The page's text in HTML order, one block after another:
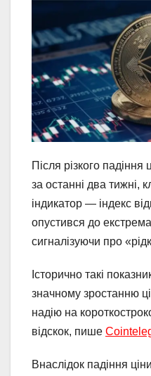
Після різкого
за останні два тижні,
індикатор — індекс
опустився до
сигналізуючи про
Історично такі
значному зростанню
надію на
відскок, пише
Внаслідок падіння